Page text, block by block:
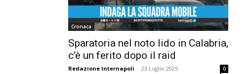
Cronaca
Sparatoria nel noto lido in Calabria,
c’è un ferito dopo il raid
Redazione Internapoli - 23 Luglio 2025 0